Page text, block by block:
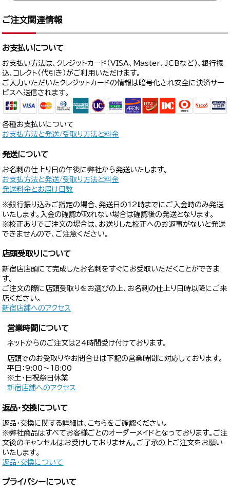
ご注文関連情報
お支払いについて
お支払い方法は、クレジットカード（VISA、Master、JCBなど）、銀行振
込、コレクト（代引き）がご利用いただけます。
ご入力いただいたクレジットカードの情報は暗号化され安全に決済サー
ビスへ送信されます。
各種お支払いについて
お支払方法と発送/受取り方法と料金
発送について
お名刺の仕上り日の午後に弊社から発送いたします。
お支払方法と発送/受取り方法と料金
発送料金とお届け日数
※銀行振り込みご指定の場合、発送日の12時までにご入金時のみ発送
いたします。入金の確認が取れない場合は確認後の発送となります。
※校正ありでご注文の場合は、お送りした校正へのお返事がないと発送
できませんので、ご注意ください。
店頭受取りについて
新宿店店頭にて完成したお名刺をすぐにお受取いただくことができま
す。
ご注文の際に店頭受取りをお選びの上、お名刺の仕上り日時以降にご来
店ください。
新宿店舗へのアクセス
営業時間について
ネットからのご注文は24時間受け付けております。
店頭でのお受取りやお問合せは下記の営業時間に対応しております。
平日：9:00〜18:00
※土・日祝祭日休業
新宿店舗へのアクセス
返品・交換について
返品・交換に関する詳細は、こちらをご確認ください。
※弊社商品はすべてお客様ごとのオーダーメイドとなっております。ご注
文後のキャンセルはお受けしておりません。ご了承の上ご注文をお願い
いたします。
返品・交換について
プライバシーについて